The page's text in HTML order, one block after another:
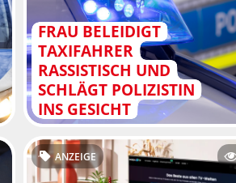
FRAU BELEIDIGT
TAXIFAHRER
RASSISTISCH UND
SCHLÄGT POLIZISTIN
INS GESICHT
ANZEIGE